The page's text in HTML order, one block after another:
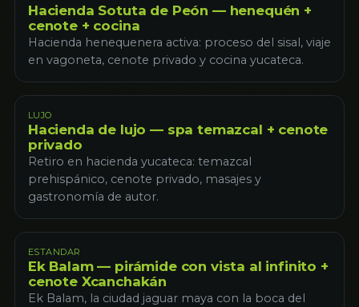
Hacienda Sotuta de Peón — henequén +
cenote + cocina
Hacienda henequenera activa: proceso del sisal, viaje
en vagoneta, cenote privado y cocina yucateca.
LUJO
Hacienda de lujo — spa temazcal + cenote
privado
Retiro en hacienda yucateca: temazcal
prehispánico, cenote privado, masajes y
gastronomía de autor.
ESTANDAR
Ek Balam — pirámide con vista al infinito +
cenote Xcanchakán
Ek Balam, la ciudad jaguar maya con la boca del